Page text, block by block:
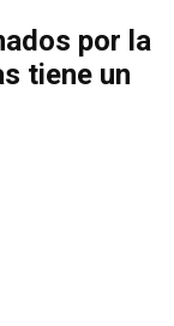
por la
tiene un